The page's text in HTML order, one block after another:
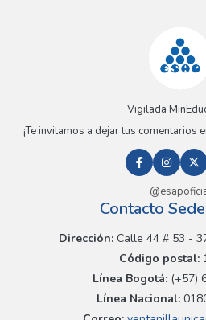
Vigilada
¡Te invitamos a dejar tus comentarios
Contacto
Dirección:Calle 44 # 53 -
Código postal:
Línea Bogotá:(+57)
Línea Nacional: